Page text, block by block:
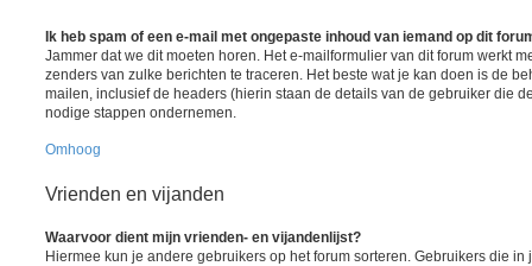
Ik heb spam of een e-mail met ongepaste inhoud van iemand op dit
Jammer dat we dit moeten horen. Het e-mailformulier van dit forum werkt
zenders van zulke berichten te traceren. Het beste wat je kan doen is de
mailen, inclusief de headers (hierin staan de details van de gebruiker die
nodige stappen ondernemen.
Omhoog
Vrienden en vijanden
Waarvoor dient mijn vrienden- en vijandenlijst?
Hiermee kun je andere gebruikers op het forum sorteren. Gebruikers die